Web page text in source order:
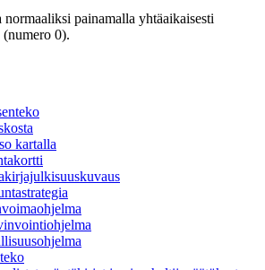
painamalla yhtäaikaisesti
0).
kartalla